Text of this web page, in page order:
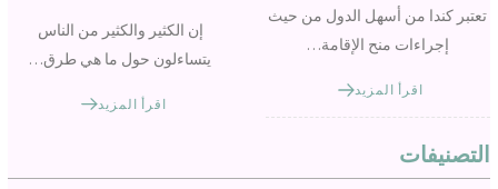
تعتبر كندا من أسهل الدول من حيث
إجراءات منح الإقامة…
اقرأ المزيد
إن الكثير والكثير من الناس
يتساءلون حول ما هي طرق…
اقرأ المزيد
التصنيفات